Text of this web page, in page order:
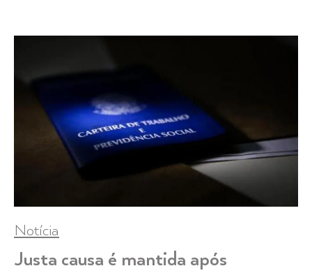
Notícia
Justa causa é mantida após